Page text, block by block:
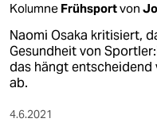
Kolumne Frühsportvon
Naomi Osaka kritisiert,
Gesundheit von
das hängt entscheidend
ab.
4.6.2021